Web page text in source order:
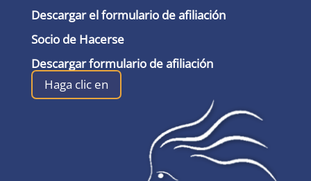
Descargar el formulario de afiliación
Socio de Hacerse
Descargar formulario de afiliación
Haga clic en